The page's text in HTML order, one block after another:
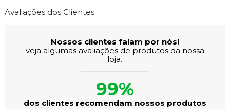
Avaliações dos Clientes
Nossos clientes falam por nós!
veja algumas avaliações de produtos da nossa
loja.
99%
dos clientes recomendam nossos produtos